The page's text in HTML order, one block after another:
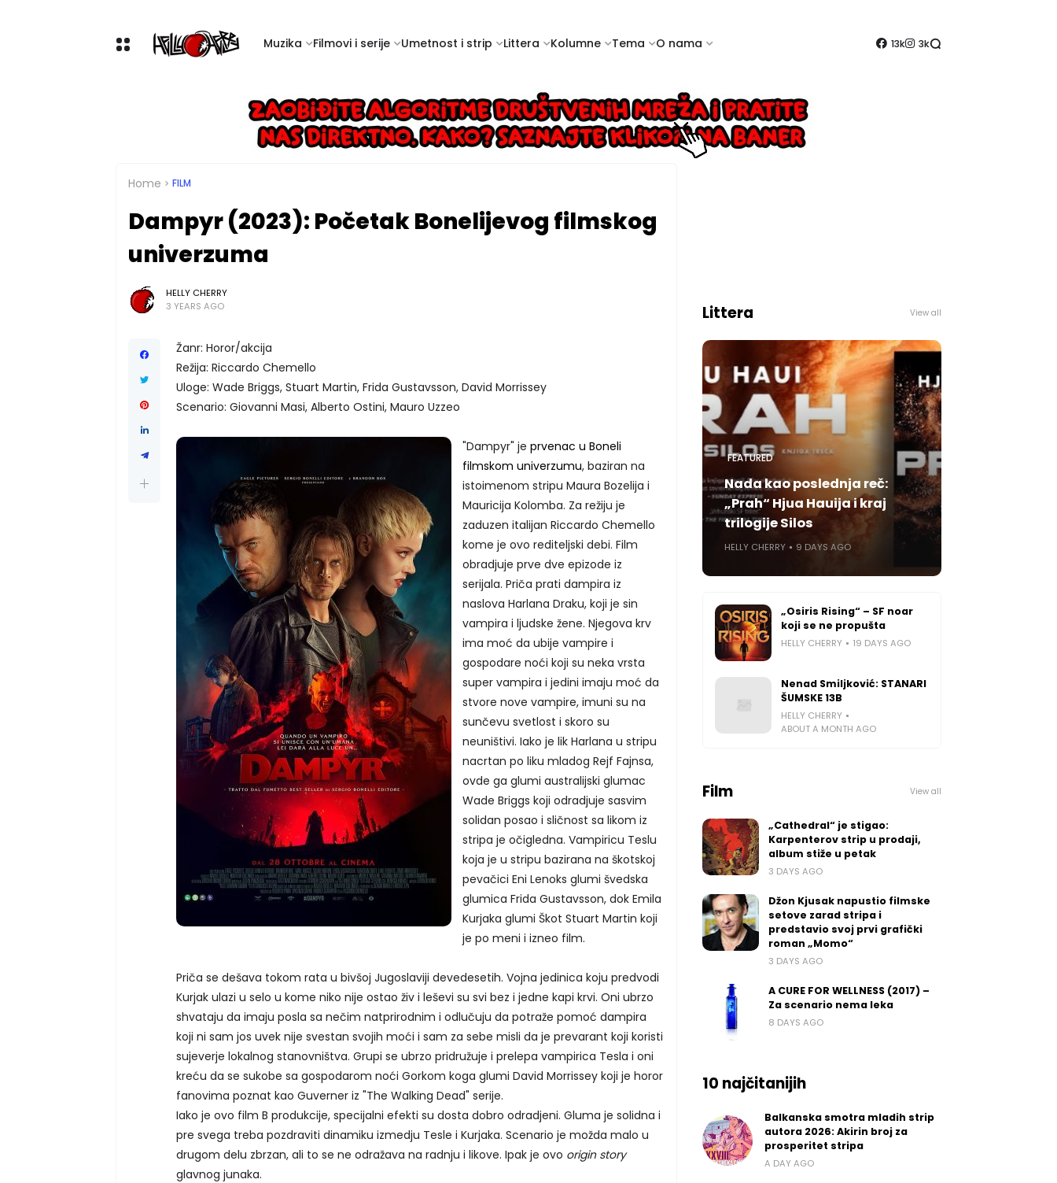
Muzika Filmovi i serije Umetnost i strip Littera Kolumne Tema O nama 13k 3k
Home FILM
Dampyr (2023): Početak Bonelijevog filmskog
univerzuma
HELLY CHERRY
3 YEARS AGO
Žanr: Horor/akcija
Režija: Riccardo Chemello
Uloge: Wade Briggs, Stuart Martin, Frida Gustavsson, David Morrissey
Scenario: Giovanni Masi, Alberto Ostini, Mauro Uzzeo
"Dampyr" je prvenac u Boneli
filmskom univerzumu, baziran na
istoimenom stripu Maura Bozelija i
Mauricija Kolomba. Za režiju je
zaduzen italijan Riccardo Chemello
kome je ovo rediteljski debi. Film
obradjuje prve dve epizode iz
serijala. Priča prati dampira iz
naslova Harlana Draku, koji je sin
vampira i ljudske žene. Njegova krv
ima moć da ubije vampire i
gospodare noći koji su neka vrsta
super vampira i jedini imaju moć da
stvore nove vampire, imuni su na
sunčevu svetlost i skoro su
neuništivi. Iako je lik Harlana u stripu
nacrtan po liku mladog Rejf Fajnsa,
ovde ga glumi australijski glumac
Wade Briggs koji odradjuje sasvim
solidan posao i sličnost sa likom iz
stripa je očigledna. Vampiricu Teslu
koja je u stripu bazirana na škotskoj
pevačici Eni Lenoks glumi švedska
glumica Frida Gustavsson, dok Emila
Kurjaka glumi Škot Stuart Martin koji
je po meni i izneo film.
Priča se dešava tokom rata u bivšoj Jugoslaviji devedesetih. Vojna jedinica koju predvodi
Kurjak ulazi u selo u kome niko nije ostao živ i leševi su svi bez i jedne kapi krvi. Oni ubrzo
shvataju da imaju posla sa nečim natprirodnim i odlučuju da potraže pomoć dampira
koji ni sam jos uvek nije svestan svojih moći i sam za sebe misli da je prevarant koji koristi
sujeverje lokalnog stanovništva. Grupi se ubrzo pridružuje i prelepa vampirica Tesla i oni
kreću da se sukobe sa gospodarom noći Gorkom koga glumi David Morrissey koji je horor
fanovima poznat kao Guverner iz "The Walking Dead" serije.
Iako je ovo film B produkcije, specijalni efekti su dosta dobro odradjeni. Gluma je solidna i
pre svega treba pozdraviti dinamiku izmedju Tesle i Kurjaka. Scenario je možda malo u
drugom delu zbrzan, ali to se ne odražava na radnju i likove. Ipak je ovo origin story
glavnog junaka.
Littera View all
FEATURED
Nada kao poslednja reč:
„Prah“ Hjua Hauija i kraj
trilogije Silos
HELLY CHERRY 9 DAYS AGO
„Osiris Rising“ – SF noar
koji se ne propušta
HELLY CHERRY 19 DAYS AGO
Nenad Smiljković: STANARI
ŠUMSKE 13B
HELLY CHERRY
ABOUT A MONTH AGO
Film View all
„Cathedral“ je stigao:
Karpenterov strip u prodaji,
album stiže u petak
3 DAYS AGO
Džon Kjusak napustio filmske
setove zarad stripa i
predstavio svoj prvi grafički
roman „Momo“
3 DAYS AGO
A CURE FOR WELLNESS (2017) –
Za scenario nema leka
8 DAYS AGO
10 najčitanijih
Balkanska smotra mladih strip
autora 2026: Akirin broj za
prosperitet stripa
A DAY AGO